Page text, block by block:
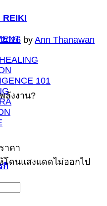
REIKI
101
กิ
by Ann Thanawan
ลังงาน?
าคา
โดนแสงแดดไม่ออกไป